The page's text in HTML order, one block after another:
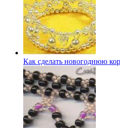
Как сделать новогоднюю